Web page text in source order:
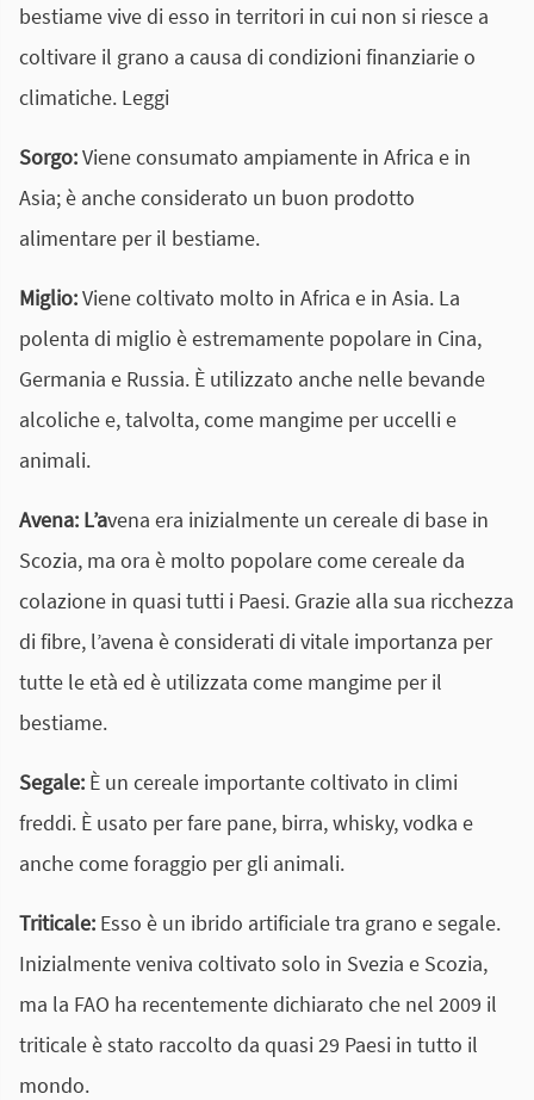
bestiame vive di esso in territori in cui non si riesce a
coltivare il grano a causa di condizioni finanziarie o
climatiche. Leggi
Sorgo:Viene consumato ampiamente in Africa e in
Asia; è anche considerato un buon prodotto
alimentare per il bestiame.
Miglio:Viene coltivato molto in Africa e in Asia. La
polenta di miglio è estremamente popolare in Cina,
Germania e Russia. È utilizzato anche nelle bevande
alcoliche e, talvolta, come mangime per uccelli e
animali.
Avena: L’avena era inizialmente un cereale di base in
Scozia, ma ora è molto popolare come cereale da
colazione in quasi tutti i Paesi. Grazie alla sua ricchezza
di fibre, l’avena è considerati di vitale importanza per
tutte le età ed è utilizzata come mangime per il
bestiame.
Segale: È un cereale importante coltivato in climi
freddi. È usato per fare pane, birra, whisky, vodka e
anche come foraggio per gli animali.
Triticale: Esso è un ibrido artificiale tra grano e segale.
Inizialmente veniva coltivato solo in Svezia e Scozia,
ma la FAO ha recentemente dichiarato che nel 2009 il
triticale è stato raccolto da quasi 29 Paesi in tutto il
mondo.